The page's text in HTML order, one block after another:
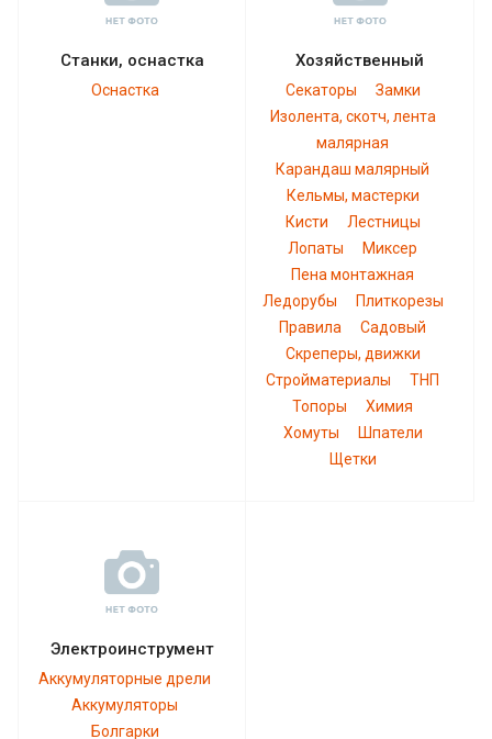
Станки, оснастка
Оснастка
Хозяйственный
Секаторы
Замки
Изолента, скотч, лента
малярная
Карандаш малярный
Кельмы, мастерки
Кисти
Лестницы
Лопаты
Миксер
Пена монтажная
Ледорубы
Плиткорезы
Правила
Садовый
Скреперы, движки
Стройматериалы
ТНП
Топоры
Химия
Хомуты
Шпатели
Щетки
Электроинструмент
Аккумуляторные дрели
Аккумуляторы
Болгарки